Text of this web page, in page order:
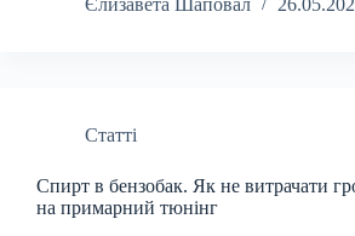
Єлизавета Шаповал
Статті
Спирт в бензобак. Як не витрачати
на примарний тюнінг